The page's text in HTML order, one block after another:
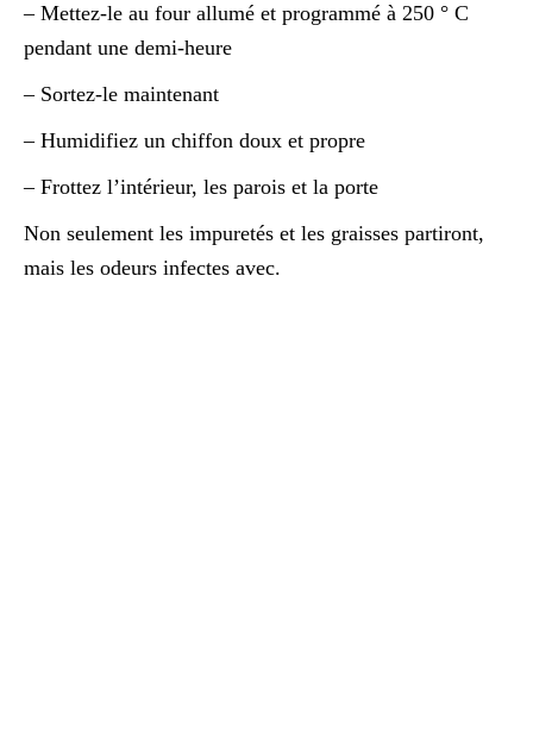
– Mettez-le au four allumé et programmé à 250 ° C
pendant une demi-heure
– Sortez-le maintenant
– Humidifiez un chiffon doux et propre
– Frottez l’intérieur, les parois et la porte
Non seulement les impuretés et les graisses partiront,
mais les odeurs infectes avec.